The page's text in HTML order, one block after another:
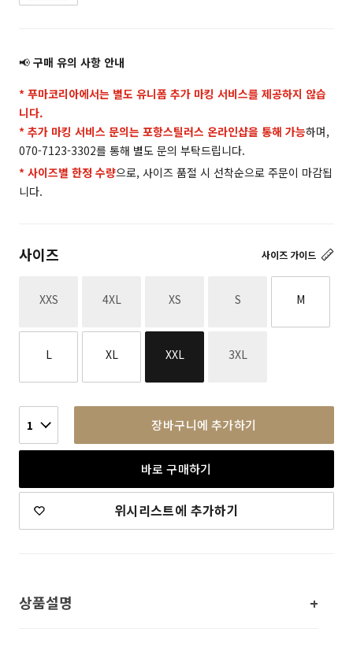
📢 구매 유의 사항 안내
* 푸마코리아에서는 별도 유니폼 추가 마킹 서비스를 제공하지 않습
니다.
* 추가 마킹 서비스 문의는 포항스틸러스 온라인샵을 통해 가능하며,
070-7123-3302를 통해 별도 문의 부탁드립니다.
* 사이즈별 한정 수량으로, 사이즈 품절 시 선착순으로 주문이 마감됩
니다.
사이즈 가이드
사이즈
XXS재고없음 4XL XS재고없음 S재고없음 M
L XL XXL 3XL
1 장바구니에 추가하기
바로 구매하기
위시리스트에 추가하기
상품설명